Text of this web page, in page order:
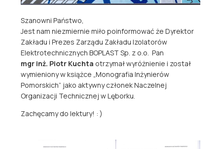
Szanowni Państwo,
Jest nam niezmiernie miło poinformować że Dyrektor
Zakładu i Prezes Zarządu Zakładu Izolatorów
Elektrotechnicznych BOPLAST Sp. z o.o. Pan
mgr inż. Piotr Kuchta otrzymał wyróżnienie i został
wymieniony w książce „Monografia Inżynierów
Pomorskich” jako aktywny członek Naczelnej
Organizacji Technicznej w Lęborku.
Zachęcamy do lektury! : )